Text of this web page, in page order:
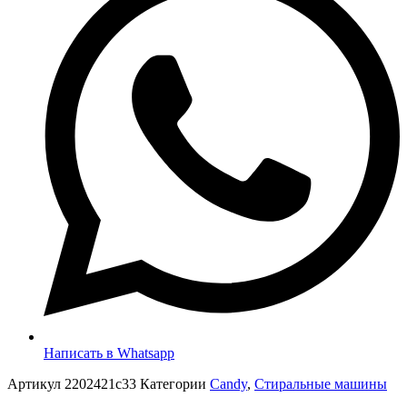
Написать в Whatsapp
Артикул 2202421c33 Категории Candy, Стиральные машины